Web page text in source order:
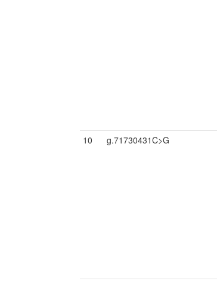
10 g.71730431C>G